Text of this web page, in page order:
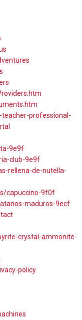
professional-
9e9f
club-9e9f
rellena-de-nutella-
capuccino-9f0f
maduros-9ecf
crystal-ammonite-
policy